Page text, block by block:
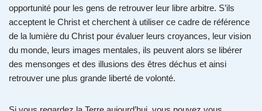
opportunité pour les gens de retrouver leur libre arbitre. S’ils
acceptent le Christ et cherchent à utiliser ce cadre de référence
de la lumière du Christ pour évaluer leurs croyances, leur vision
du monde, leurs images mentales, ils peuvent alors se libérer
des mensonges et des illusions des êtres déchus et ainsi
retrouver une plus grande liberté de volonté.